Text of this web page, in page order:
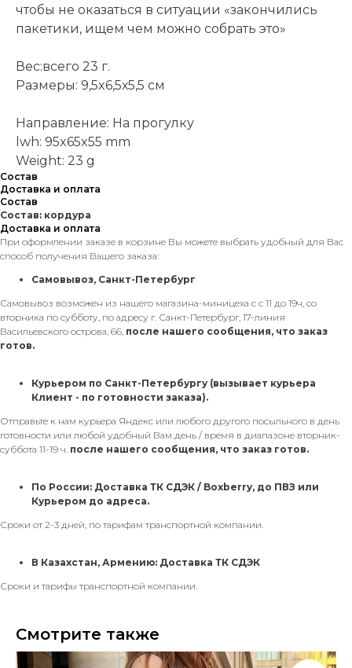
чтобы не оказаться в ситуации «закончились
пакетики, ищем чем можно собрать это»
Вес:всего 23 г.
Размеры: 9,5x6,5х5,5 см
Направление: На прогулку
lwh: 95x65x55 mm
Weight: 23 g
Состав
Доставка и оплата
Состав
Состав: кордура
Доставка и оплата
При оформлении заказе в корзине Вы можете выбрать удобный для Вас
способ получения Вашего заказа:
Самовывоз, Санкт-Петербург
Самовывоз возможен из нашего магазина-миницеха с с 11 до 19ч, со
вторника по субботу, по адресу г. Санкт-Петербург, 17-линия
Васильевского острова, 66, после нашего сообщения, что заказ
готов.
Курьером по Санкт-Петербургу (вызывает курьера
Клиент - по готовности заказа).
Отправьте к нам курьера Яндекс или любого другого посыльного в день
готовности или любой удобный Вам день / время в диапазоне вторник-
суббота 11-19 ч. после нашего сообщения, что заказ готов.
По России: Доставка ТК СДЭК / Boxberry, до ПВЗ или
Курьером до адреса.
Сроки от 2-3 дней, по тарифам транспортной компании.
В Казахстан, Армению: Доставка ТК СДЭК
Сроки и тарифы транспортной компании.
Смотрите также